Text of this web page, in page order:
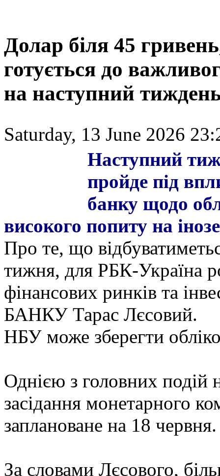
Долар біля 45
готується до
на наступний
Saturday, 13 June 2026
Наступний
пройде під
банку щодо
високого попиту на
Про те, що
тижня, для РБК-Україна
фінансових ринків та
БАНКУ Тарас Лєсовий.
НБУ може зберегти
Однією з головних подій
засідання монетарного
заплановане на 18 червня.
За словами Лєсового,